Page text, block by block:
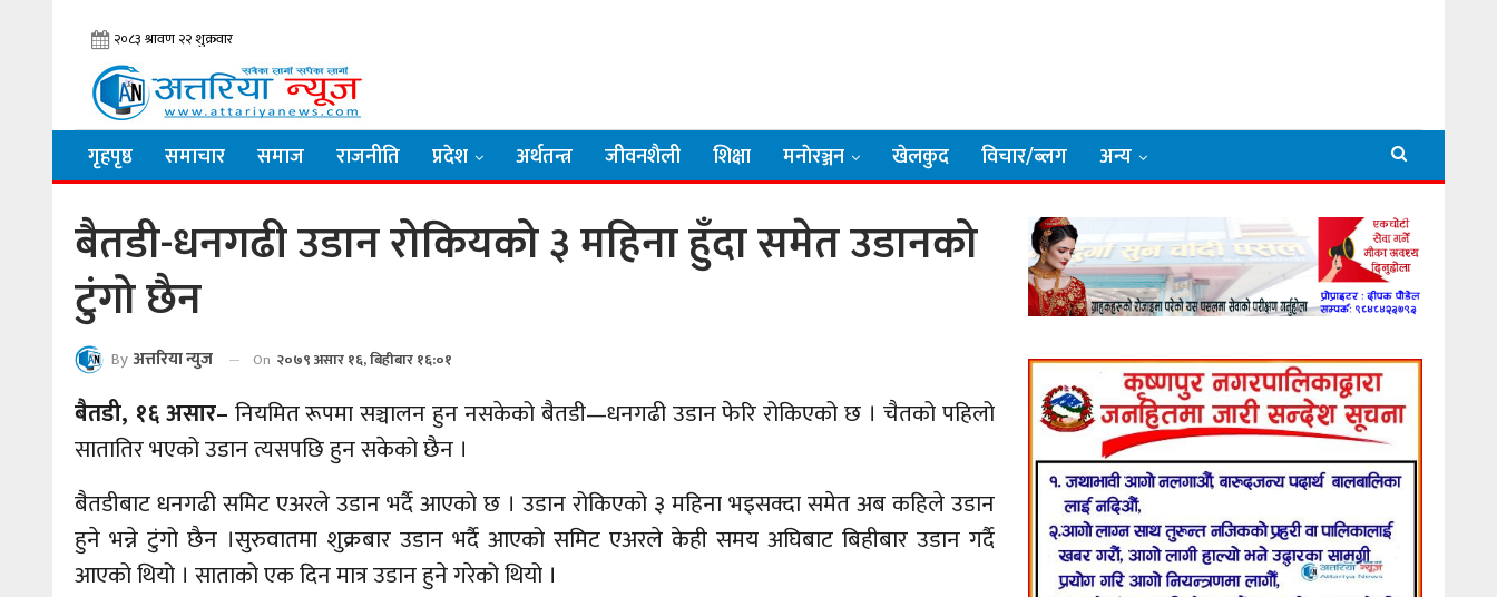
गृहपृष्ठ समाचार समाज राजनीति प्रदेश अर्थतन्त्र जीवनशैली शिक्षा मनाेरञ्जन खेलकुद विचार/ब्लग अन्य
बैतडी-धनगढी उडान रोकियको ३ महिना हुँदा समेत उडानको
टुंगो छैन
By अत्तरिया न्युज On २०७९ असार १६, बिहीबार १६:०१
बैतडी, १६ असार– नियमित रूपमा सञ्चालन हुन नसकेको बैतडी—धनगढी उडान फेरि रोकिएको छ । चैतको पहिलो
सातातिर भएको उडान त्यसपछि हुन सकेको छैन ।
बैतडीबाट धनगढी समिट एअरले उडान भर्दै आएको छ । उडान रोकिएको ३ महिना भइसक्दा समेत अब कहिले उडान
हुने भन्ने टुंगो छैन ।सुरुवातमा शुक्रबार उडान भर्दै आएको समिट एअरले केही समय अघिबाट बिहीबार उडान गर्दै
आएको थियो । साताको एक दिन मात्र उडान हुने गरेको थियो ।